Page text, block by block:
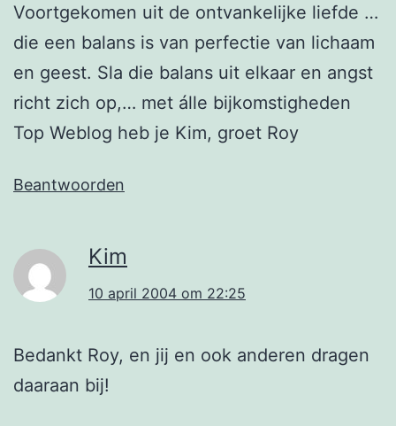
Voortgekomen uit de ontvankelijke liefde …
die een balans is van perfectie van lichaam
en geest. Sla die balans uit elkaar en angst
richt zich op,… met álle bijkomstigheden
Top Weblog heb je Kim, groet Roy
Beantwoorden
Kim
10 april 2004 om 22:25
Bedankt Roy, en jij en ook anderen dragen
daaraan bij!